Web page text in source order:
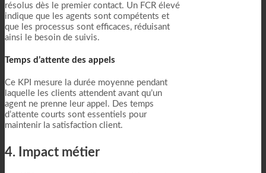
résolus dès le premier contact. Un FCR élevé
indique que les agents sont compétents et
que les processus sont efficaces, réduisant
ainsi le besoin de suivis.
Temps d’attente des appels
Ce KPI mesure la durée moyenne pendant
laquelle les clients attendent avant qu’un
agent ne prenne leur appel. Des temps
d’attente courts sont essentiels pour
maintenir la satisfaction client.
4. Impact métier